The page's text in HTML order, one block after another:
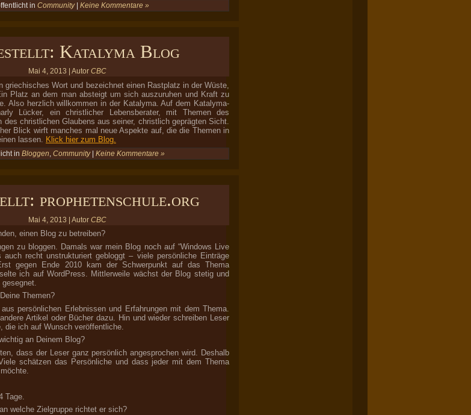
in Community| Keine Kommentare »
Katalyma Blog
Mai 4, 2013 | Autor CBC
griechisches Wort und bezeichnet einen Rastplatz in der Wüste,
Platz an dem man absteigt um sich auszuruhen und Kraft zu
Also herzlich willkommen in der Katalyma. Auf dem Katalyma-
Lücker, ein christlicher Lebensberater, mit Themen des
des christlichen Glaubens aus seiner, christlich geprägten Sicht.
Blick wirft manches mal neue Aspekte auf, die die Themen in
lassen.
Klick hier zum Blog.
in Bloggen, Community| Keine Kommentare »
prophetenschule.org
Mai 4, 2013 | Autor CBC
einen Blog zu betreiben?
zu bloggen. Damals war mein Blog noch auf “Windows Live
auch recht unstrukturiert gebloggt – viele persönliche Einträge
gegen Ende 2010 kam der Schwerpunkt auf das Thema
ich auf WordPress. Mittlerweile wächst der Blog stetig und
Themen?
persönlichen Erlebnissen und Erfahrungen mit dem Thema.
Artikel oder Bücher dazu. Hin und wieder schreiben Leser
die ich auf Wunsch veröffentliche.
an Deinem Blog?
dass der Leser ganz persönlich angesprochen wird. Deshalb
schätzen das Persönliche und dass jeder mit dem Thema
Tage.
welche Zielgruppe richtet er sich?